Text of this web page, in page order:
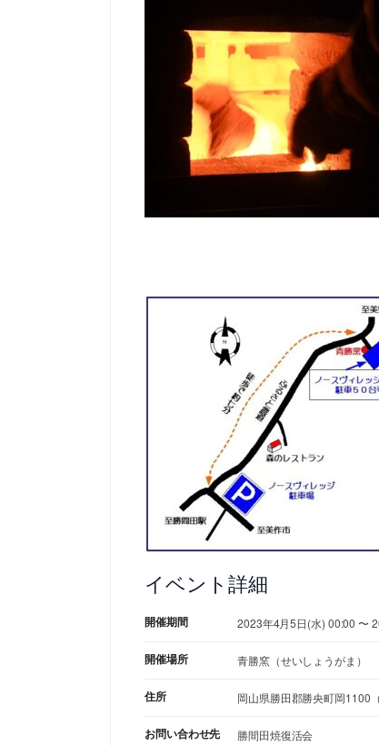
イベント詳細
開催期間 2023年4月5日(水) 00:00 〜
開催場所 青勝窯（せいしょうがま）
住所 岡山県勝田郡勝央町岡1100（
お問い合わせ先 勝間田焼復活会